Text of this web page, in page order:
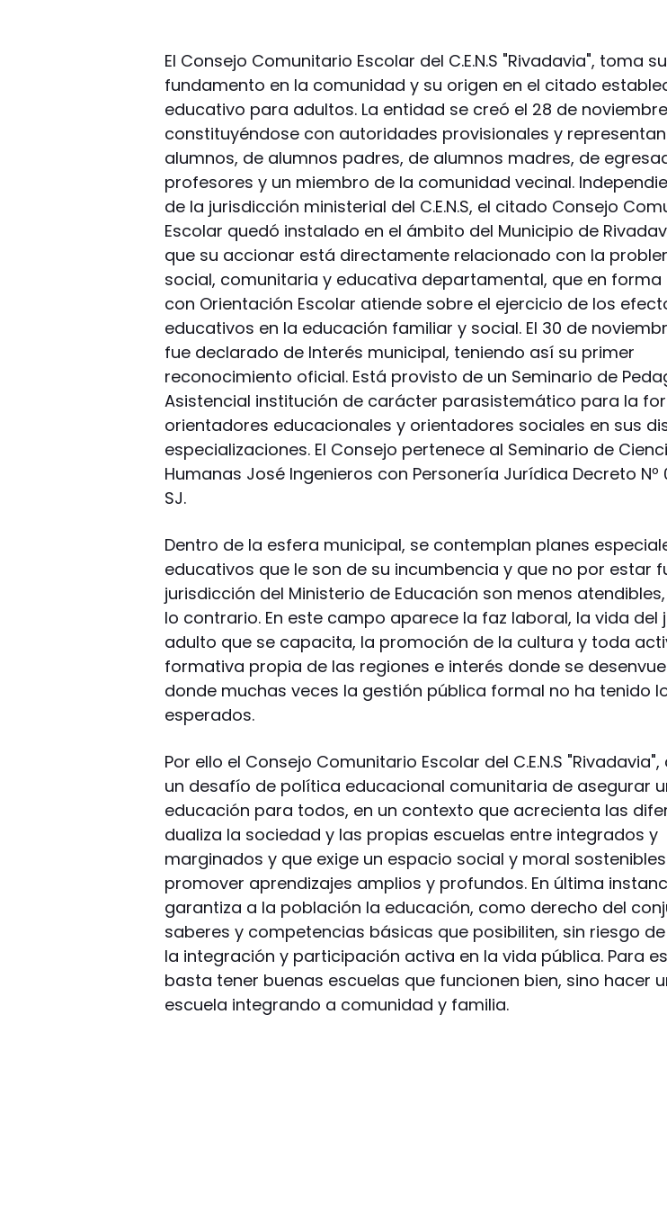
El Consejo Comunitario Escolar del C.E.N.S "Rivadavia", toma su
fundamento en la comunidad y su origen en el citado
educativo para adultos. La entidad se creó el 28 de
constituyéndose con autoridades provisionales y
alumnos, de alumnos padres, de alumnos madres, de
profesores y un miembro de la comunidad vecinal.
de la jurisdicción ministerial del C.E.N.S, el citado Consejo
Escolar quedó instalado en el ámbito del Municipio de
que su accionar está directamente relacionado con la
social, comunitaria y educativa departamental, que en forma
con Orientación Escolar atiende sobre el ejercicio de los
educativos en la educación familiar y social. El 30 de
fue declarado de Interés municipal, teniendo así su primer
reconocimiento oficial. Está provisto de un Seminario de
Asistencial institución de carácter parasistemático para la
orientadores educacionales y orientadores sociales en sus
especializaciones. El Consejo pertenece al Seminario de
Humanas José Ingenieros con Personería Jurídica Decreto Nº
SJ.
Dentro de la esfera municipal, se contemplan planes
educativos que le son de su incumbencia y que no por estar
jurisdicción del Ministerio de Educación son menos
lo contrario. En este campo aparece la faz laboral, la vida del
adulto que se capacita, la promoción de la cultura y toda
formativa propia de las regiones e interés donde se
donde muchas veces la gestión pública formal no ha tenido
esperados.
Por ello el Consejo Comunitario Escolar del C.E.N.S
un desafío de política educacional comunitaria de asegurar
educación para todos, en un contexto que acrecienta las
dualiza la sociedad y las propias escuelas entre integrados y
marginados y que exige un espacio social y moral
promover aprendizajes amplios y profundos. En última
garantiza a la población la educación, como derecho del
saberes y competencias básicas que posibiliten, sin riesgo
la integración y participación activa en la vida pública. Para
basta tener buenas escuelas que funcionen bien, sino hacer
escuela integrando a comunidad y familia.